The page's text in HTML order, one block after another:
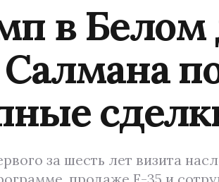
в
за шесть лет визита